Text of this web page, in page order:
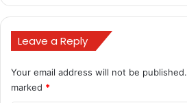
Leave a Reply
Your email address will not be published.
marked *